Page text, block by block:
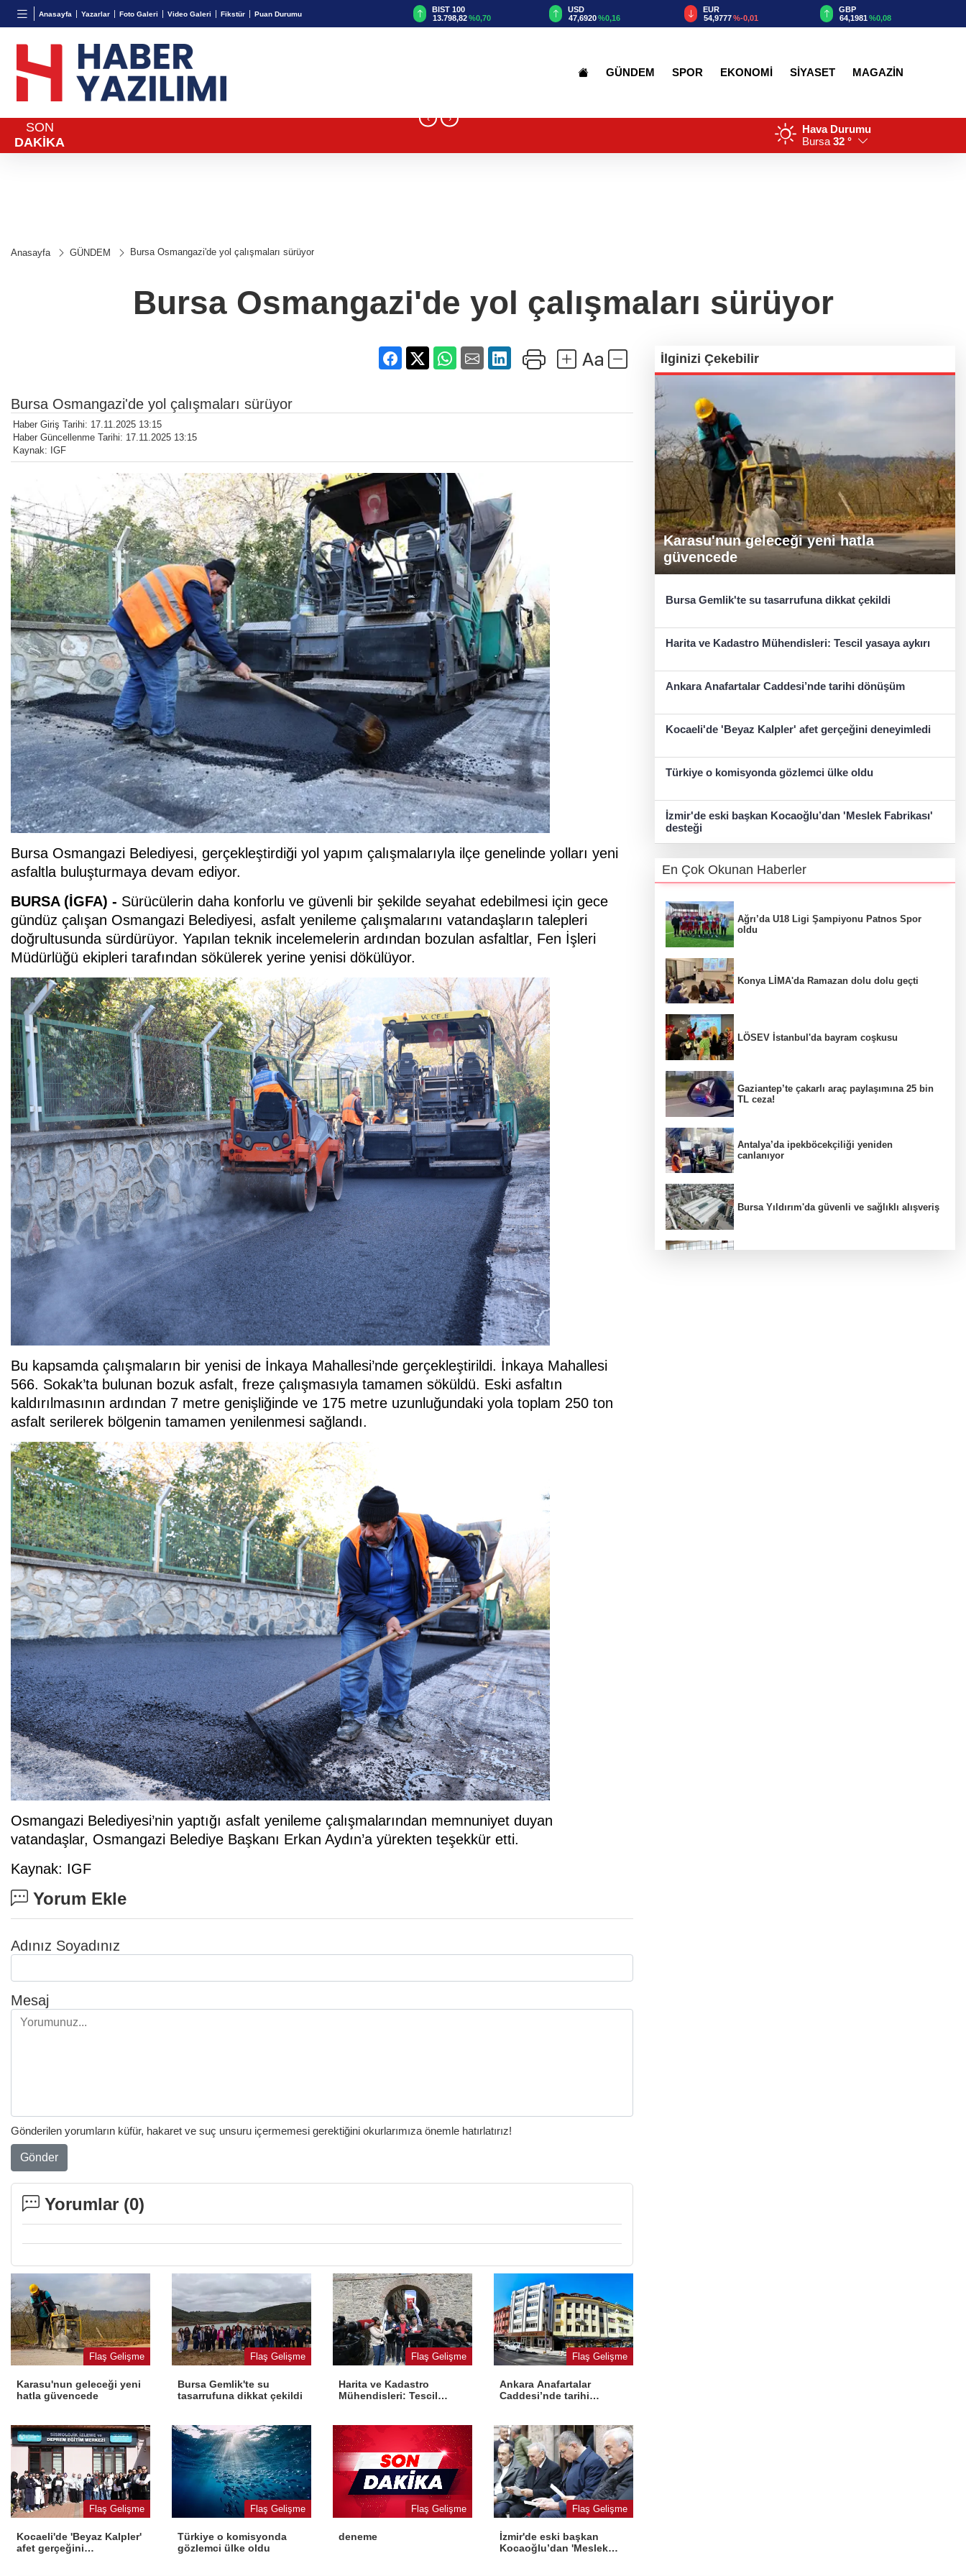
Anasayfa Yazarlar Foto Galeri Video Galeri Fikstür Puan Durumu
BGN
27,9743 %-0,22
VND
0,0018%0,28
6.544,61
BIST 100
13.798,82 %0,70
USD
47,6920%0,16
EUR
54,9777 %-0,01
GBP
64,1981%0,08
GÜNDEM SPOR EKONOMİ SİYASET MAGAZİN
SON
DAKİKA
‹ ›
Hava Durumu
Bursa 32 °
Anasayfa GÜNDEM Bursa Osmangazi'de yol çalışmaları sürüyor
Bursa Osmangazi'de yol çalışmaları sürüyor
Bursa Osmangazi'de yol çalışmaları sürüyor
Haber Giriş Tarihi: 17.11.2025 13:15
Haber Güncellenme Tarihi: 17.11.2025 13:15
Kaynak: IGF
Bursa Osmangazi Belediyesi, gerçekleştirdiği yol yapım çalışmalarıyla ilçe genelinde yolları yeni
asfaltla buluşturmaya devam ediyor.
BURSA (İGFA) - Sürücülerin daha konforlu ve güvenli bir şekilde seyahat edebilmesi için gece
gündüz çalışan Osmangazi Belediyesi, asfalt yenileme çalışmalarını vatandaşların talepleri
doğrultusunda sürdürüyor. Yapılan teknik incelemelerin ardından bozulan asfaltlar, Fen İşleri
Müdürlüğü ekipleri tarafından sökülerek yerine yenisi dökülüyor.
Bu kapsamda çalışmaların bir yenisi de İnkaya Mahallesi’nde gerçekleştirildi. İnkaya Mahallesi
566. Sokak’ta bulunan bozuk asfalt, freze çalışmasıyla tamamen söküldü. Eski asfaltın
kaldırılmasının ardından 7 metre genişliğinde ve 175 metre uzunluğundaki yola toplam 250 ton
asfalt serilerek bölgenin tamamen yenilenmesi sağlandı.
Osmangazi Belediyesi’nin yaptığı asfalt yenileme çalışmalarından memnuniyet duyan
vatandaşlar, Osmangazi Belediye Başkanı Erkan Aydın’a yürekten teşekkür etti.
Kaynak: IGF
Yorum Ekle
Adınız Soyadınız
Mesaj
Gönderilen yorumların küfür, hakaret ve suç unsuru içermemesi gerektiğini okurlarımıza önemle hatırlatırız!
Gönder
Yorumlar (0)
Flaş Gelişme
Karasu'nun geleceği yeni
hatla güvencede
Flaş Gelişme
Bursa Gemlik'te su
tasarrufuna dikkat çekildi
Flaş Gelişme
Harita ve Kadastro
Mühendisleri: Tescil
Flaş Gelişme
Ankara Anafartalar
Caddesi’nde tarihi
Flaş Gelişme
Kocaeli'de 'Beyaz Kalpler'
afet gerçeğini
Flaş Gelişme
Türkiye o komisyonda
gözlemci ülke oldu
Flaş Gelişme
deneme
Flaş Gelişme
İzmir'de eski başkan
Kocaoğlu’dan 'Meslek
İlginizi Çekebilir
Karasu'nun geleceği yeni hatla
güvencede
Bursa Gemlik'te su tasarrufuna dikkat çekildi
Harita ve Kadastro Mühendisleri: Tescil yasaya aykırı
Ankara Anafartalar Caddesi’nde tarihi dönüşüm
Kocaeli'de 'Beyaz Kalpler' afet gerçeğini deneyimledi
Türkiye o komisyonda gözlemci ülke oldu
İzmir'de eski başkan Kocaoğlu’dan 'Meslek Fabrikası'
desteği
En Çok Okunan Haberler
Ağrı’da U18 Ligi Şampiyonu Patnos Spor
oldu
Konya LİMA'da Ramazan dolu dolu geçti
LÖSEV İstanbul'da bayram coşkusu
Gaziantep’te çakarlı araç paylaşımına 25 bin
TL ceza!
Antalya’da ipekböcekçiliği yeniden
canlanıyor
Bursa Yıldırım'da güvenli ve sağlıklı alışveriş